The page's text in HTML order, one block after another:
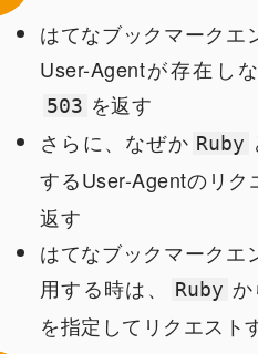
はてなブックマークエ
User-Agentが存在し
503 を返す
さらに、なぜか Ruby
するUser-Agentのリク
返す
はてなブックマークエ
用する時は、
Ruby
を指定してリクエスト